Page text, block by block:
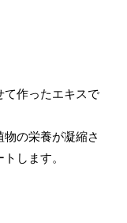
て作ったエキスで
の栄養が凝縮さ
します。